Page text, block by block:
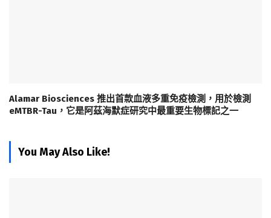
Alamar Biosciences 推出首款血液多重免疫檢測，用於檢測
eMTBR-Tau，它是阿茲海默症研究中最重要生物標記之一
You May Also Like!